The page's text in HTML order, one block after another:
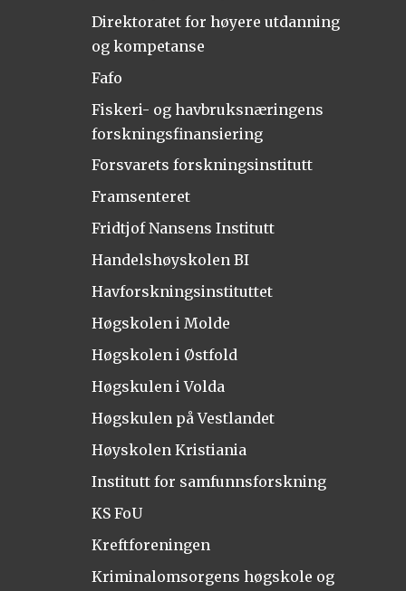
Direktoratet for høyere utdanning
og kompetanse
Fafo
Fiskeri- og havbruksnæringens
forskningsfinansiering
Forsvarets forskningsinstitutt
Framsenteret
Fridtjof Nansens Institutt
Handelshøyskolen BI
Havforskningsinstituttet
Høgskolen i Molde
Høgskolen i Østfold
Høgskulen i Volda
Høgskulen på Vestlandet
Høyskolen Kristiania
Institutt for samfunnsforskning
KS FoU
Kreftforeningen
Kriminalomsorgens høgskole og